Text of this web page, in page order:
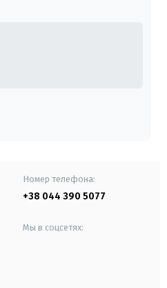
Номер телефона:
+38 044 390 5077
Мы в соцсетях: